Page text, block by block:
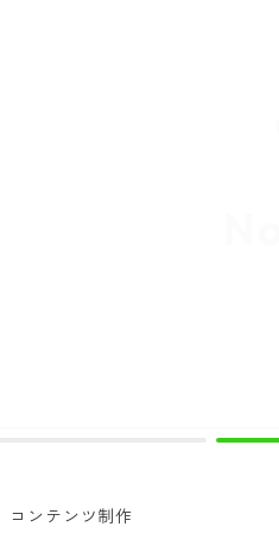
コンテンツ制作